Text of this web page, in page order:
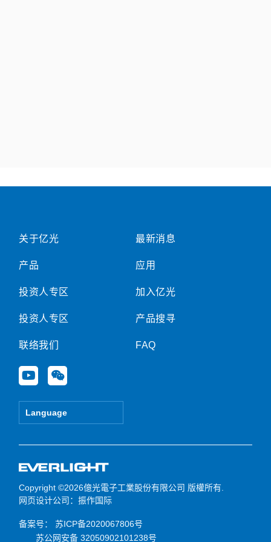
关于亿光
产品
投资人专区
投资人专区
联络我们
Y
o
u
e
W
e
i
Language
最新消息
应用
加入亿光
产品搜寻
FAQ
Copyright ©2026億光電子工業股份有限公司 版權所有.
网页设计公司 ：振作国际
备案号：
苏ICP备2020067806号
苏公网安备 32050902101238号